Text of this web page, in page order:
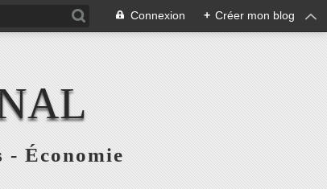
Connexion + Créer mon blog
Économie